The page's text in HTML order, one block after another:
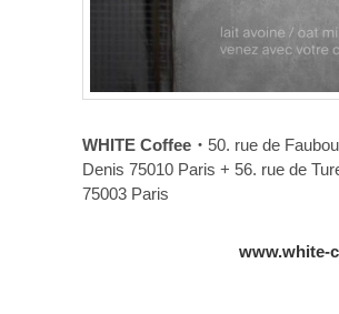
WHITE Coffee ・ 50. rue de
Denis 75010 Paris + 56. rue de
75003 Paris
www.white-